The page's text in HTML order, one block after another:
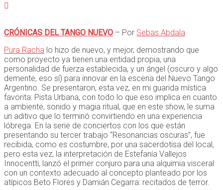
CRÓNICAS DEL TANGO NUEVO – Por Sebas Abdala
Pura Racha lo hizo de nuevo, y mejor, demostrando que
como proyecto ya tienen una entidad propia, una
personalidad de fuerza establecida, y un ángel (oscuro y algo
demente, eso sí) para innovar en la escena del Nuevo Tango
Argentino. Se presentaron, esta vez, en mi guarida mística
favorita: Pista Urbana, con todo lo que eso implica en cuanto
a ambiente, sonido y magia ritual, que en este show, le suma
un aditivo que lo terminó convirtiendo en una experiencia
lóbrega. En la serie de conciertos con los que están
presentando su tercer trabajo “Resonancias oscuras”, fue
recibida, como es costumbre, por una sacerdotisa del local,
pero esta vez, la interpretación de Estefanía Vallejos
Innocentti, lanzó el primer conjuro para una alquimia visceral
con un contexto adecuado al concepto planteado por los
atípicos Beto Flores y Damián Cegarra: recitados de terror.